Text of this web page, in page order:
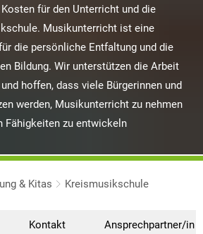
für den Unterricht und die
Musikunterricht ist eine
die persönliche Entfaltung und die
Bildung. Wir unterstützen die Arbeit
hoffen, dass viele Bürgerinnen und
werden, Musikunterricht zu nehmen
Fähigkeiten zu entwickeln
& Kitas Kreismusikschule
Kontakt Ansprechpartner/in